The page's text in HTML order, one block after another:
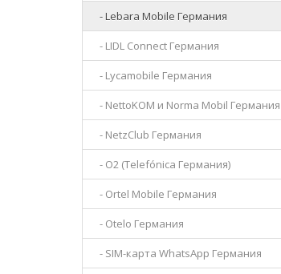
- Lebara Mobile Германия
- LIDL Connect Германия
- Lycamobile Германия
- NettoKOM и Norma Mobil Германия
- NetzClub Германия
- O2 (Telefónica Германия)
- Ortel Mobile Германия
- Otelo Германия
- SIM-карта WhatsApp Германия